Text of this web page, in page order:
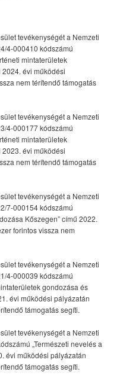
tevékenységét a Nemzeti
4-000410 kódszámú
mintaterületek
évi működési
nem térítendő támogatás
tevékenységét a Nemzeti
4-000177 kódszámú
mintaterületek
évi működési
nem térítendő támogatás
tevékenységét a Nemzeti
7-000154 kódszámú
Kőszegen” című 2022.
forintos vissza nem
tevékenységét a Nemzeti
4-000039 kódszámú
gondozása és
évi működési pályázatán
támogatás segíti.
tevékenységét a Nemzeti
„Természeti nevelés a
évi működési pályázatán
támogatás segíti.